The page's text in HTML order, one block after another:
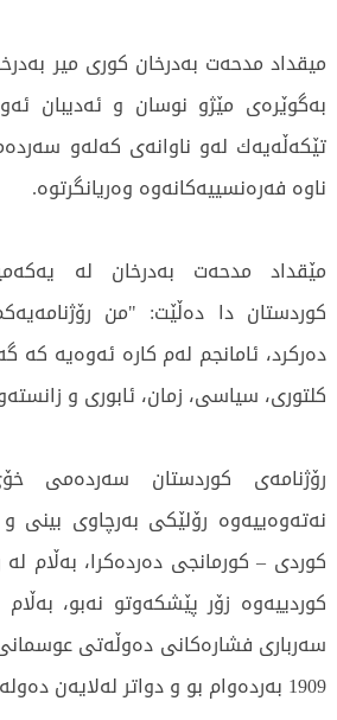
میقداد مدحەت بەدرخان كوری میر
بەگوێرەی مێژو نوسان و ئەدیبان
تێكەڵەیەك لەو ناوانەی كەلەو
ناوە فەرەنسییەكانەوە وەریانگرتوە.
مێقداد مدحەت بەدرخان لە
كوردستان دا دەڵێت: "من
دەركرد، ئامانجم لەم كارە ئەوەیە كە
كلتوری، سیاسی، زمان، ئابوری و
رۆژنامەی كوردستان سەردەمی
نەتەوەییەوە رۆلێكی بەرچاوی بینی
كوردی – كورمانجی دەردەكرا، بەڵام
كوردییەوە زۆر پێشكەوتو نەبو،
1909 بەردەوام بو و دواتر لەلایەن دەولەتی عوسمانیەوە داخرا.